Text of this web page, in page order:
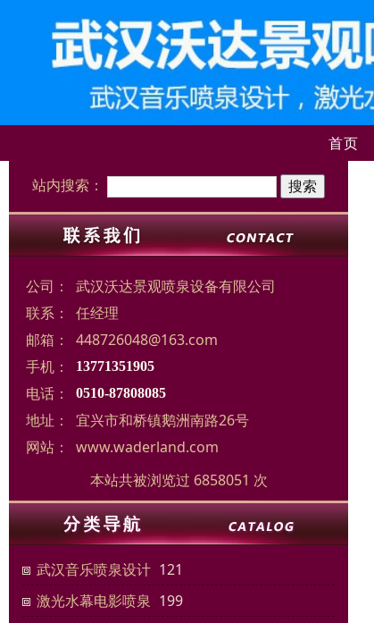
首页
站内搜索：
公司：
武汉沃达景观喷泉设备有限公司
联系：
任经理
邮箱：
448726048@163.com
手机：
13771351905
电话： 0510-87808085
地址：
宜兴市和桥镇鹅洲南路26号
网站：
www.waderland.com
本站共被浏览过 6858051 次
武汉音乐喷泉设计 121
激光水幕电影喷泉 199